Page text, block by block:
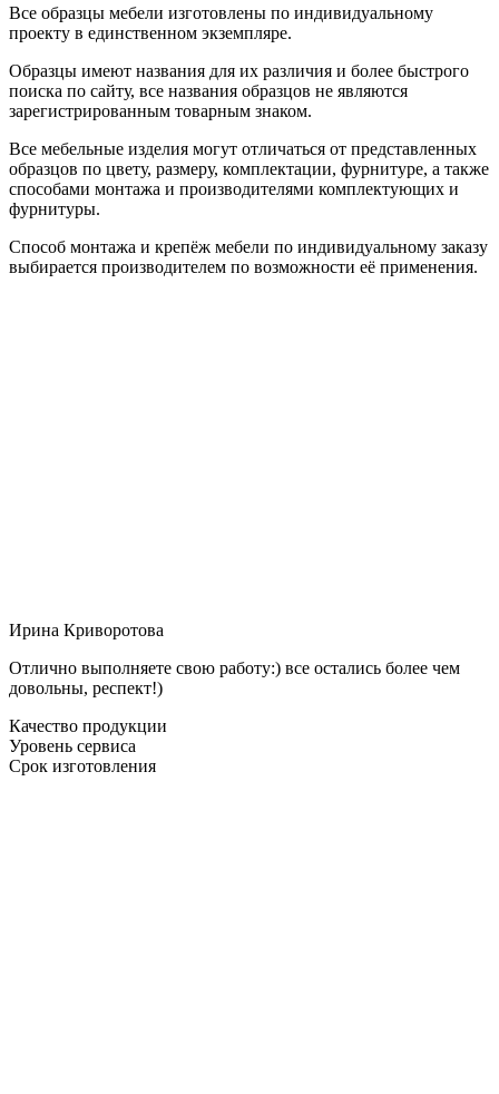
Все образцы мебели изготовлены по индивидуальному
проекту в единственном экземпляре.
Образцы имеют названия для их различия и более быстрого
поиска по сайту, все названия образцов не являются
зарегистрированным товарным знаком.
Все мебельные изделия могут отличаться от представленных
образцов по цвету, размеру, комплектации, фурнитуре, а также
способами монтажа и производителями комплектующих и
фурнитуры.
Способ монтажа и крепёж мебели по индивидуальному заказу
выбирается производителем по возможности её применения.
Ирина Криворотова
Отлично выполняете свою работу:) все остались более чем
довольны, респект!)
Качество продукции
Уровень сервиса
Срок изготовления